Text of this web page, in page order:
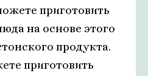
приготовить
на основе этого
продукта.
приготовить